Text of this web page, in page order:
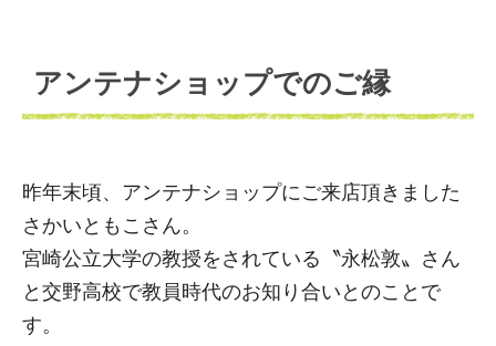
アンテナショップでのご縁
昨年末頃、アンテナショップにご来店頂きました
さかいともこさん。
宮崎公立大学の教授をされている〝永松敦〟さん
と交野高校で教員時代のお知り合いとのことで
す。